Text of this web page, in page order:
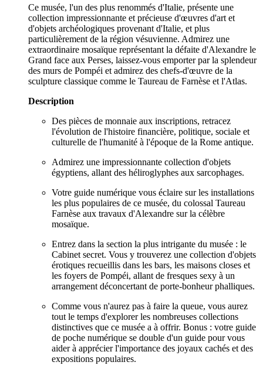
Ce musée, l'un des plus renommés d'Italie, présente une
collection impressionnante et précieuse d'œuvres d'art et
d'objets archéologiques provenant d'Italie, et plus
particulièrement de la région vésuvienne. Admirez une
extraordinaire mosaïque représentant la défaite d'Alexandre le
Grand face aux Perses, laissez-vous emporter par la splendeur
des murs de Pompéi et admirez des chefs-d'œuvre de la
sculpture classique comme le Taureau de Farnèse et l'Atlas.
Description
Des pièces de monnaie aux inscriptions, retracez
l'évolution de l'histoire financière, politique, sociale et
culturelle de l'humanité à l'époque de la Rome antique.
Admirez une impressionnante collection d'objets
égyptiens, allant des héliroglyphes aux sarcophages.
Votre guide numérique vous éclaire sur les installations
les plus populaires de ce musée, du colossal Taureau
Farnèse aux travaux d'Alexandre sur la célèbre
mosaïque.
Entrez dans la section la plus intrigante du musée : le
Cabinet secret. Vous y trouverez une collection d'objets
érotiques recueillis dans les bars, les maisons closes et
les foyers de Pompéi, allant de fresques sexy à un
arrangement déconcertant de porte-bonheur phalliques.
Comme vous n'aurez pas à faire la queue, vous aurez
tout le temps d'explorer les nombreuses collections
distinctives que ce musée a à offrir. Bonus : votre guide
de poche numérique se double d'un guide pour vous
aider à apprécier l'importance des joyaux cachés et des
expositions populaires.